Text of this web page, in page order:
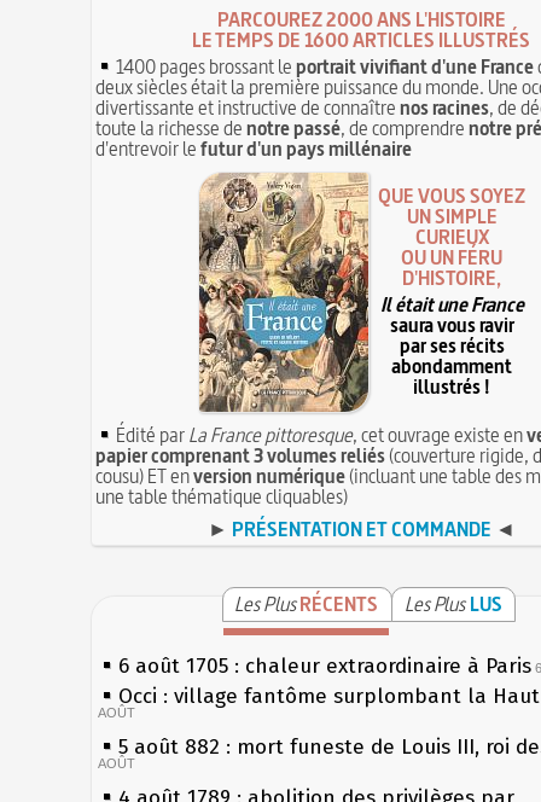
PARCOUREZ 2000 ANS L'HISTOIRE
LE TEMPS DE 1600 ARTICLES ILLUSTRÉS
1400 pages brossant leportrait vivifiant d'une France
deux siècles était la première puissance du monde. Une
divertissante et instructive de connaîtrenos racines, de
toute la richesse denotre passé, de comprendrenotre
d'entrevoir lefutur d'un pays millénaire
QUE VOUS SOYEZ
UN SIMPLE
CURIEUX
OU UN FÉRU
D'HISTOIRE,
Il était une France
saura vous ravir
par ses récits
abondamment
illustrés !
Édité parLa France pittoresque, cet ouvrage existe en
papier comprenant 3 volumes reliés(couverture rigide,
cousu) ET enversion numérique(incluant une table des
une table thématique cliquables)
► PRÉSENTATION ET COMMANDE ◄
Les PlusRÉCENTS Les Plus LUS
6 août 1705 : chaleur extraordinaire à Paris
Occi : village fantôme surplombant la
AOÛT
5 août 882 : mort funeste de Louis III, roi
AOÛT